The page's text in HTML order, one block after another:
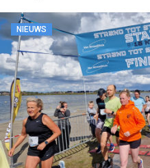
NIEUWS